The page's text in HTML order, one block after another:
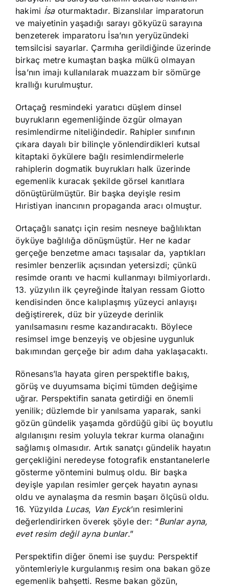
hakimi İsaoturmaktadır. Bizanslılar imparatorun
ve maiyetinin yaşadığı sarayı gökyüzü sarayına
benzeterek imparatoru İsa’nın yeryüzündeki
temsilcisi sayarlar. Çarmıha gerildiğinde üzerinde
birkaç metre kumaştan başka mülkü olmayan
İsa’nın imajı kullanılarak muazzam bir sömürge
krallığı kurulmuştur.
Ortaçağ resmindeki yaratıcı düşlem dinsel
buyrukların egemenliğinde özgür olmayan
resimlendirme niteliğindedir. Rahipler sınıfının
çıkara dayalı bir bilinçle yönlendirdikleri kutsal
kitaptaki öykülere bağlı resimlendirmelerle
rahiplerin dogmatik buyrukları halk üzerinde
egemenlik kuracak şekilde görsel kanıtlara
dönüştürülmüştür. Bir başka deyişle resim
Hıristiyan inancının propaganda aracı olmuştur.
Ortaçağlı sanatçı için resim nesneye bağlılıktan
öyküye bağlılığa dönüşmüştür. Her ne kadar
gerçeğe benzetme amacı taşısalar da, yaptıkları
resimler benzerlik açısından yetersizdi; çünkü
resimde orantı ve hacmi kullanmayı bilmiyorlardı.
13. yüzyılın ilk çeyreğinde İtalyan ressam Giotto
kendisinden önce kalıplaşmış yüzeyci anlayışı
değiştirerek, düz bir yüzeyde derinlik
yanılsamasını resme kazandıracaktı. Böylece
resimsel imge benzeyiş ve objesine uygunluk
bakımından gerçeğe bir adım daha yaklaşacaktı.
Rönesans’la hayata giren perspektifle bakış,
görüş ve duyumsama biçimi tümden değişime
uğrar. Perspektifin sanata getirdiği en önemli
yenilik; düzlemde bir yanılsama yaparak, sanki
gözün gündelik yaşamda gördüğü gibi üç boyutlu
algılanışını resim yoluyla tekrar kurma olanağını
sağlamış olmasıdır. Artık sanatçı gündelik hayatın
gerçekliğini neredeyse fotografik enstantanelerle
gösterme yöntemini bulmuş oldu. Bir başka
deyişle yapılan resimler gerçek hayatın aynası
oldu ve aynalaşma da resmin başarı ölçüsü oldu.
16. Yüzyılda Lucas, Van Eyck’ın resimlerini
değerlendirirken överek şöyle der: “Bunlar ayna,
evet resim değil ayna bunlar.”
Perspektifin diğer önemi ise şuydu: Perspektif
yöntemleriyle kurgulanmış resim ona bakan göze
egemenlik bahşetti. Resme bakan gözün,